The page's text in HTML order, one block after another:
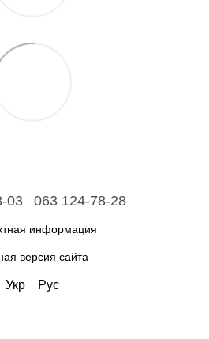
03 063 124-78-28
информация
версия сайта
Укр Рус